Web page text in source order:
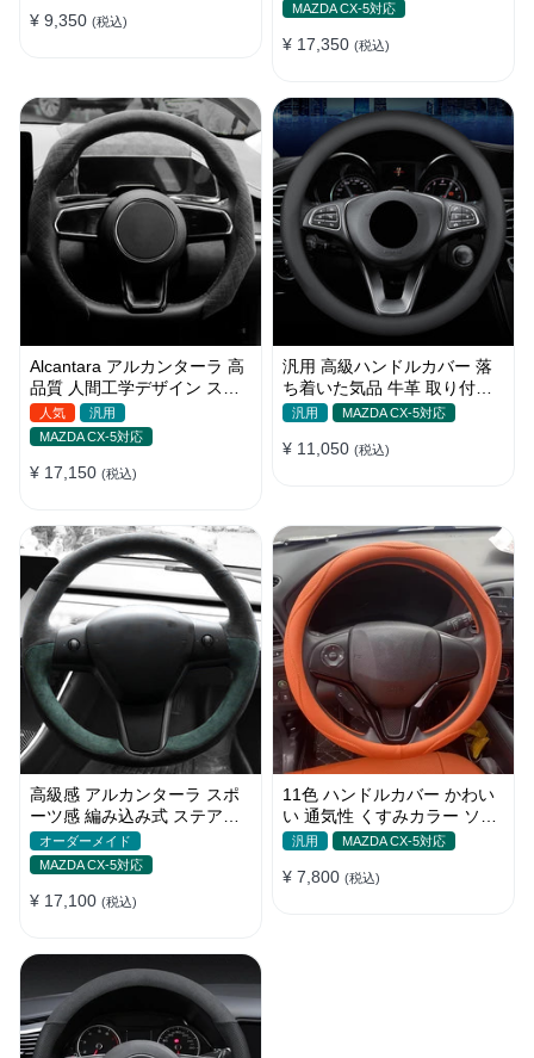
¥ 9,350 (税込)
MAZDA CX-5対応
¥ 17,350 (税込)
Alcantara アルカンターラ 高
品質 人間工学デザイン スエ
ード 絶妙な肌触り O/D型兼
用 37~38CM
人気
汎用
MAZDA CX-5対応
¥ 17,150 (税込)
汎用 高級ハンドルカバー 落
ち着いた気品 牛革 取り付け
簡単 おしゃれ Ｏ型/D型
汎用 MAZDA CX-5対応
¥ 11,050 (税込)
高級感 アルカンターラ スポ
ーツ感 編み込み式 ステアリ
ングカバー かっこいい 四季
滑り止め
オーダーメイド
MAZDA CX-5対応
¥ 17,100 (税込)
11色 ハンドルカバー かわい
い 通気性 くすみカラー ソフ
トレザー ステアリング O
汎用 MAZDA CX-5対応
¥ 7,800 (税込)